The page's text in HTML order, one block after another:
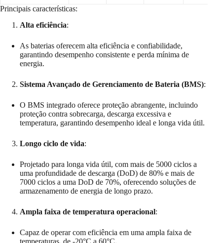
Principais características:
Alta eficiência:
As baterias oferecem alta eficiência e confiabilidade,
garantindo desempenho consistente e perda mínima de
energia.
Sistema Avançado de Gerenciamento de Bateria (BMS):
O BMS integrado oferece proteção abrangente, incluindo
proteção contra sobrecarga, descarga excessiva e
temperatura, garantindo desempenho ideal e longa vida útil.
Longo ciclo de vida:
Projetado para longa vida útil, com mais de 5000 ciclos a
uma profundidade de descarga (DoD) de 80% e mais de
7000 ciclos a uma DoD de 70%, oferecendo soluções de
armazenamento de energia de longo prazo.
Ampla faixa de temperatura operacional:
Capaz de operar com eficiência em uma ampla faixa de
temperaturas, de -20°C a 60°C.